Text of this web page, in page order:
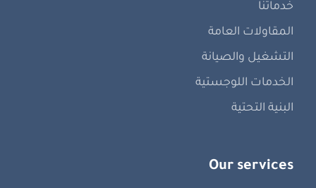
خدماتنا
المقاولات العامة
التشغيل والصيانة
الخدمات اللوجستية
البنية التحتية
Our services